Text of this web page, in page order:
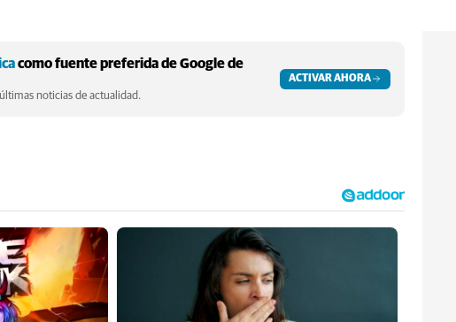
como fuente preferida de Google de
noticias de actualidad.
ACTIVAR AHORA